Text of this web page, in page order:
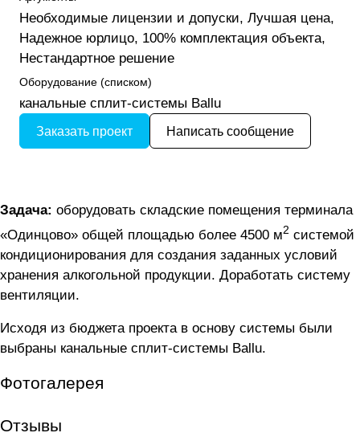
Необходимые лицензии и допуски, Лучшая цена,
Надежное юрлицо, 100% комплектация объекта,
Нестандартное решение
Оборудование (списком)
канальные сплит-системы Ballu
Заказать проект Написать сообщение
Задача: оборудовать складские помещения терминала
«Одинцово» общей площадью более 4500 м2 системой
кондиционирования для создания заданных условий
хранения алкогольной продукции. Доработать систему
вентиляции.
Исходя из бюджета проекта в основу системы были
выбраны канальные сплит-системы Ballu.
Фотогалерея
Отзывы